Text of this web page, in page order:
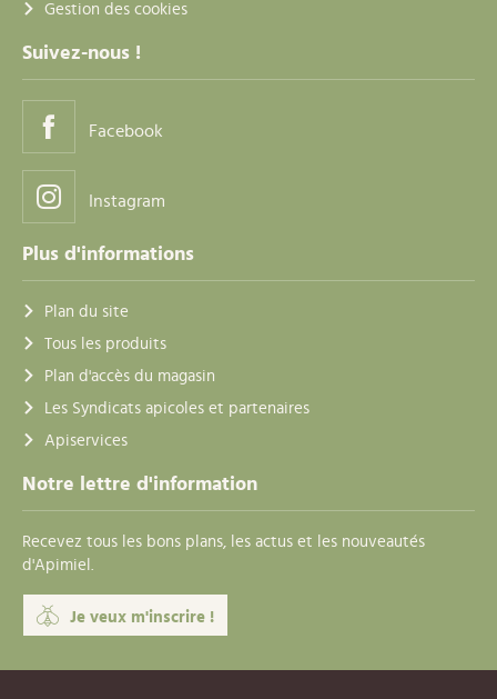
Gestion des cookies
Suivez-nous !
Facebook
Instagram
Plus d'informations
Plan du site
Tous les produits
Plan d'accès du magasin
Les Syndicats apicoles et partenaires
Apiservices
Notre lettre d'information
Recevez tous les bons plans, les actus et les nouveautés
d'Apimiel.
Je veux m'inscrire !